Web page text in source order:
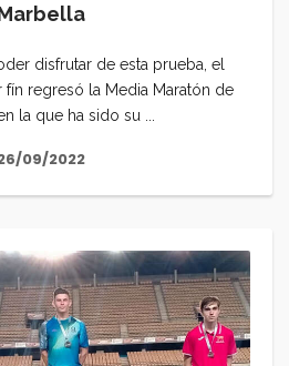
disfrutar de esta prueba, el
regresó la Media Maratón de
la que ha sido su ...
09/2022